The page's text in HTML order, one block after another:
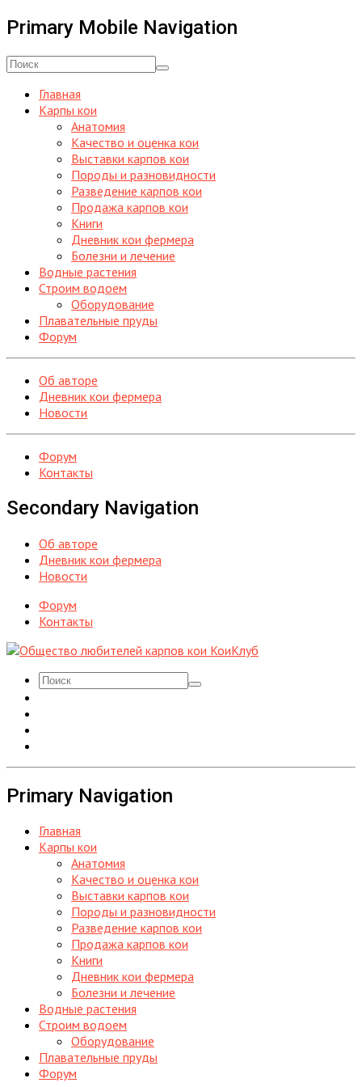
Primary Mobile Navigation
Главная
Карпы кои
Анатомия
Качество и оценка кои
Выставки карпов кои
Породы и разновидности
Разведение карпов кои
Продажа карпов кои
Книги
Дневник кои фермера
Болезни и лечение
Водные растения
Строим водоем
Оборудование
Плавательные пруды
Форум
Об авторе
Дневник кои фермера
Новости
Форум
Контакты
Secondary Navigation
Об авторе
Дневник кои фермера
Новости
Форум
Контакты
Primary Navigation
Главная
Карпы кои
Анатомия
Качество и оценка кои
Выставки карпов кои
Породы и разновидности
Разведение карпов кои
Продажа карпов кои
Книги
Дневник кои фермера
Болезни и лечение
Водные растения
Строим водоем
Оборудование
Плавательные пруды
Форум